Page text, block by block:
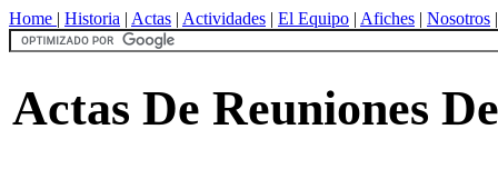
Home | Historia | Actas | Actividades | El Equipo | Afiches | Nosotros
Actas De Reuniones